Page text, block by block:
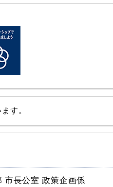
す。
市長公室 政策企画係